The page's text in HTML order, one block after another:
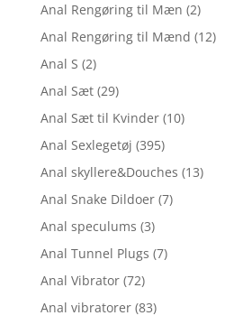
Anal Rengøring til Mæn (2)
Anal Rengøring til Mænd (12)
Anal S (2)
Anal Sæt (29)
Anal Sæt til Kvinder (10)
Anal Sexlegetøj (395)
Anal skyllere&Douches (13)
Anal Snake Dildoer (7)
Anal speculums (3)
Anal Tunnel Plugs (7)
Anal Vibrator (72)
Anal vibratorer (83)